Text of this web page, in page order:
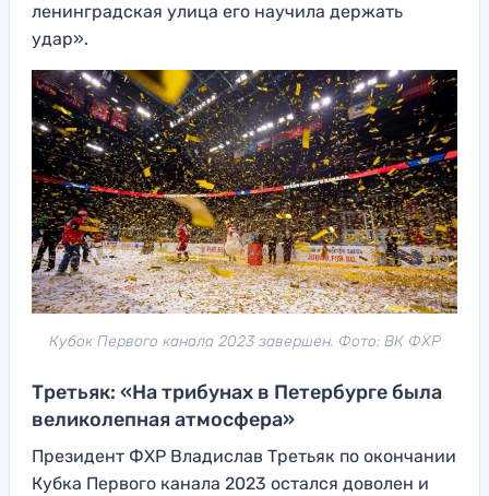
ленинградская улица его научила держать
удар».
Кубок Первого канала 2023 завершен. Фото: ВК ФХР
Третьяк: «На трибунах в Петербурге была
великолепная атмосфера»
Президент ФХР Владислав Третьяк по окончании
Кубка Первого канала 2023 остался доволен и